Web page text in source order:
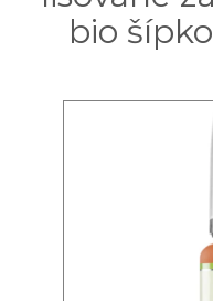
bio